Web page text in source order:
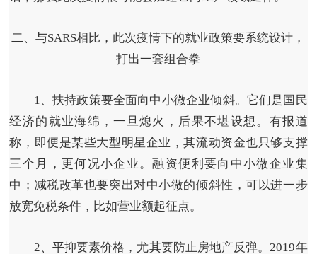
二、与SARS相比，此次疫情下的就业政策要系统设计，
打出一套组合拳
1、扶持政策要全面向中小微企业倾斜。 它们是国民
经济的就业海绵，一旦熄火，后果不堪设想。有报道
称，即便是某些大型明星企业，其流动资金也只够支撑
三个月，更何况小企业。融资便利要向中小微企业集
中；减税改革也要突出对中小微的倾斜性，可以进一步
放宽免税条件，比如营业额起征点。
2、平抑要素价格，尤其要防止房地产反弹。2019年